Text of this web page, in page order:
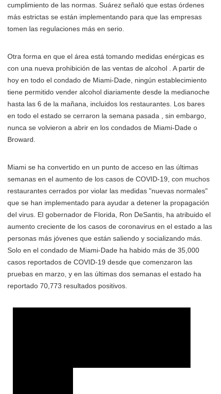
cumplimiento de las normas. Suárez señaló que estas órdenes
más estrictas se están implementando para que las empresas
tomen las regulaciones más en serio.
Otra forma en que el área está tomando medidas enérgicas es
con una nueva prohibición de las ventas de alcohol . A partir de
hoy en todo el condado de Miami-Dade, ningún establecimiento
tiene permitido vender alcohol diariamente desde la medianoche
hasta las 6 de la mañana, incluidos los restaurantes. Los bares
en todo el estado se cerraron la semana pasada , sin embargo,
nunca se volvieron a abrir en los condados de Miami-Dade o
Broward.
Miami se ha convertido en un punto de acceso en las últimas
semanas en el aumento de los casos de COVID-19, con muchos
restaurantes cerrados por violar las medidas "nuevas normales"
que se han implementado para ayudar a detener la propagación
del virus. El gobernador de Florida, Ron DeSantis, ha atribuido el
aumento creciente de los casos de coronavirus en el estado a las
personas más jóvenes que están saliendo y socializando más.
Solo en el condado de Miami-Dade ha habido más de 35,000
casos reportados de COVID-19 desde que comenzaron las
pruebas en marzo, y en las últimas dos semanas el estado ha
reportado 70,773 resultados positivos.